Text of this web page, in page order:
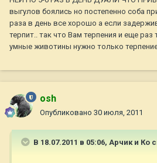
выгулов боялись но постепенно соба
раза в день все хорошо а если
терпит.. так что Вам терпения и еще раз
умные животины нужно только
osh
Опубликовано 30 июля, 2011
В 18.07.2011 в 05:06, Арчик и Ко